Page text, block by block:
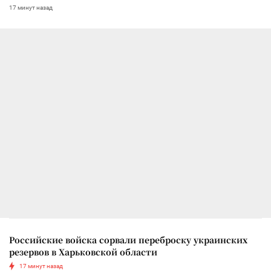
17 минут назад
Российские войска сорвали переброску украинских
резервов в Харьковской области
17 минут назад